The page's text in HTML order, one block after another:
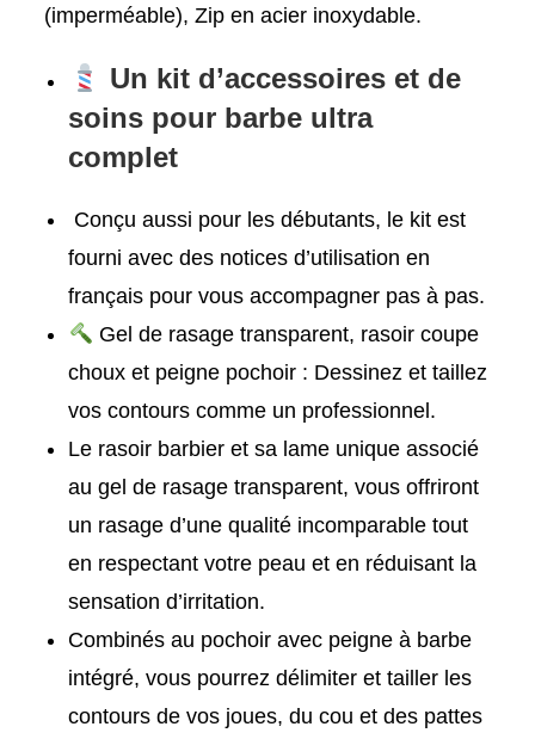
(imperméable), Zip en acier inoxydable.
Un kit d’accessoires et de
soins pour barbe ultra
complet
Conçu aussi pour les débutants, le kit est
fourni avec des notices d’utilisation en
français pour vous accompagner pas à pas.
Gel de rasage transparent, rasoir coupe
choux et peigne pochoir : Dessinez et taillez
vos contours comme un professionnel.
Le rasoir barbier et sa lame unique associé
au gel de rasage transparent, vous offriront
un rasage d’une qualité incomparable tout
en respectant votre peau et en réduisant la
sensation d’irritation.
Combinés au pochoir avec peigne à barbe
intégré, vous pourrez délimiter et tailler les
contours de vos joues, du cou et des pattes